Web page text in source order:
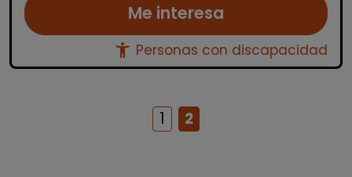
Me interesa
accessibility_new Personas con discapacidad
1 2